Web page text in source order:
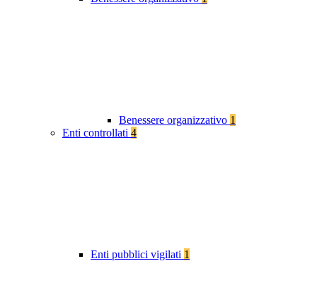
Benessere organizzativo 1
Enti controllati 4
Enti pubblici vigilati 1